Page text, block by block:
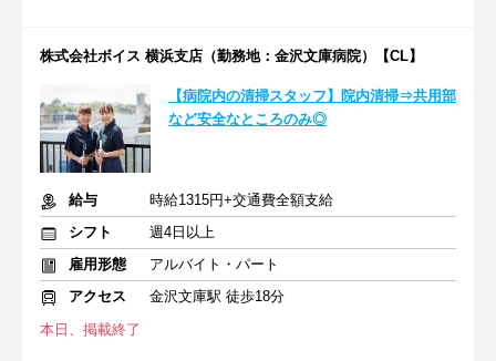
株式会社ボイス 横浜支店（勤務地：金沢文庫病院）【CL】
【病院内の清掃スタッフ】院内清掃⇒共用部
など安全なところのみ◎
給与
時給1315円+交通費全額支給
シフト
週4日以上
雇用形態
アルバイト・パート
アクセス
金沢文庫駅 徒歩18分
本日、掲載終了